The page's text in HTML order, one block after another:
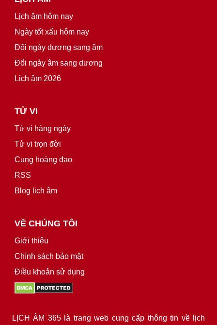
Lịch âm hôm nay
Ngày tốt xấu hôm nay
Đổi ngày dương sang âm
Đổi ngày âm sang dương
Lịch âm 2026
TỬ VI
Tử vi hàng ngày
Tử vi trọn đời
Cung hoàng đạo
RSS
Blog lịch âm
VỀ CHÚNG TÔI
Giới thiệu
Chính sách bảo mật
Điều khoản sử dụng
LỊCH ÂM 365 là trang web cung cấp thông tin về lịch